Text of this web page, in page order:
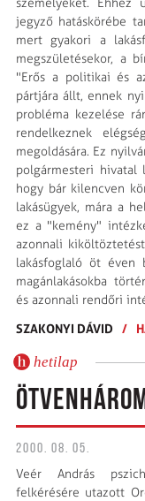
jegyző hatáskörébe
mert gyakori a
megszületésekor, a
"Erős a politikai és
pártjára állt, ennek
probléma kezelése
rendelkeznek
megoldására. Ez
polgármesteri hivatal
hogy bár kilencven
lakásügyek, mára a
ez a "kemény"
azonnali
lakásfoglaló öt éven
magánlakásokba
és azonnali rendőri
SZAKONYI DÁVID
/
hetilap
2000. 08. 05.
Veér András
felkérésére utazott